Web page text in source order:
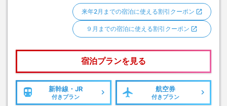
来年2月までの宿泊に使える割引クーポン
９月までの宿泊に使える割引クーポン
宿泊プランを見る
新幹線・JR
付きプラン
航空券
付きプラン